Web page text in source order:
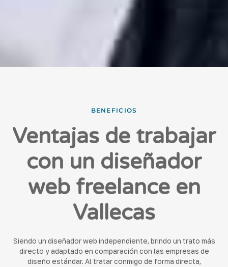
BENEFICIOS
Ventajas de trabajar
con un diseñador
web freelance en
Vallecas
Siendo un diseñador web independiente, brindo un trato más
directo y adaptado en comparación con las empresas de
diseño estándar. Al tratar conmigo de forma directa,